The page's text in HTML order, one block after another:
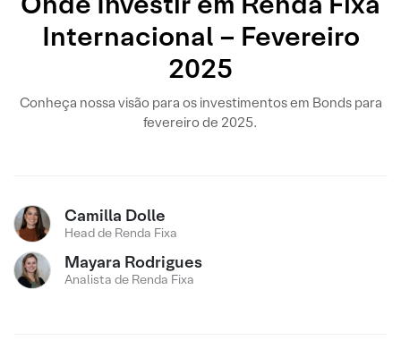
Internacional – Fevereiro
2025
Conheça nossa visão para os investimentos em Bonds para
fevereiro de 2025.
Camilla Dolle
Head de Renda Fixa
Mayara Rodrigues
Analista de Renda Fixa